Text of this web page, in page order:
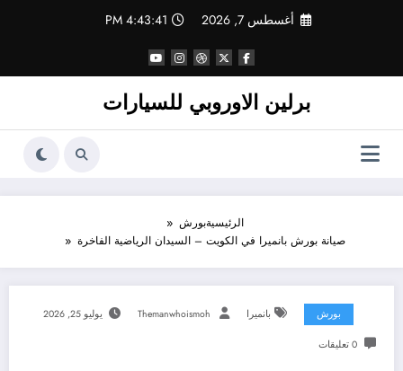
أغسطس 7, 2026 4:43:42 PM
برلين الاوروبي للسيارات
الرئيسيةبورش
صيانة بورش بانميرا في الكويت – السيدان الرياضية الفاخرة
بورش بانميرا Themanwhoismoh يوليو 25, 2026
0 تعليقات